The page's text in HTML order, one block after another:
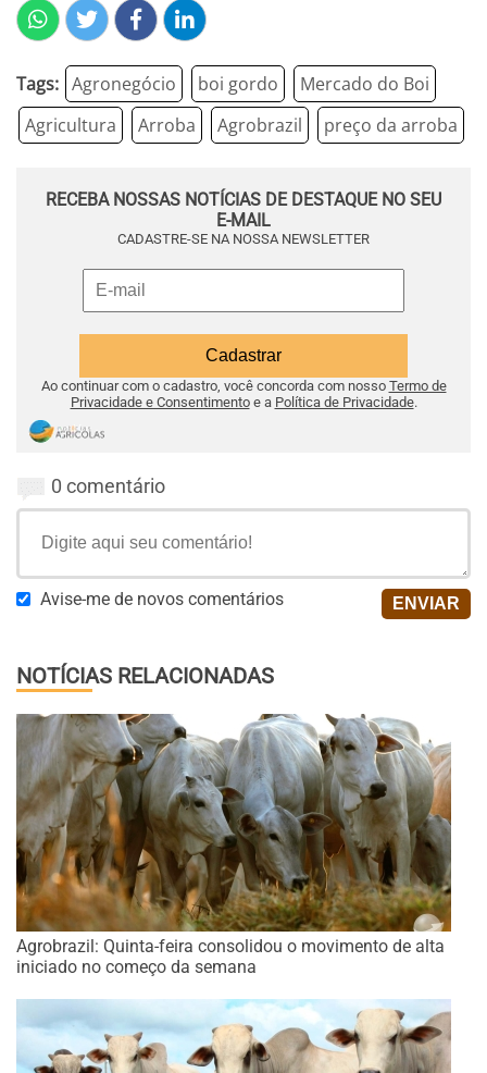
Tags: Agronegócio boi gordo
Mercado do Boi
Agricultura
Arroba Agrobrazil preço da arroba
RECEBA NOSSAS NOTÍCIAS DE DESTAQUE NO SEU
E-MAIL
CADASTRE-SE NA NOSSA NEWSLETTER
Ao continuar com o cadastro, você concorda com nosso Termo de
Privacidade e Consentimentoe a Política de Privacidade.
0 comentário
Avise-me de novos comentários
NOTÍCIAS RELACIONADAS
Agrobrazil: Quinta-feira consolidou o movimento de alta
iniciado no começo da semana